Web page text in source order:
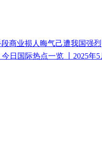
商业损人晦气己遭我国强烈
日国际热点一览 丨2025年5